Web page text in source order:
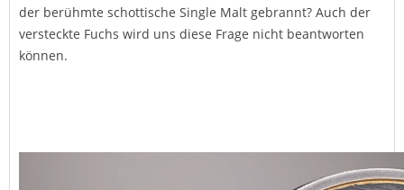
der berühmte schottische Single Malt gebrannt? Auch der
versteckte Fuchs wird uns diese Frage nicht beantworten
können.